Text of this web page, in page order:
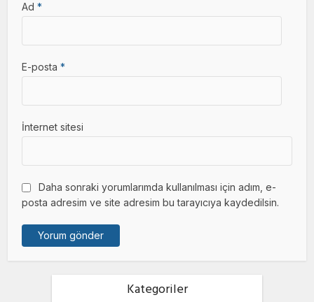
Ad*
E-posta*
İnternet sitesi
Daha sonraki yorumlarımda kullanılması için adım, e-
posta adresim ve site adresim bu tarayıcıya kaydedilsin.
Kategoriler